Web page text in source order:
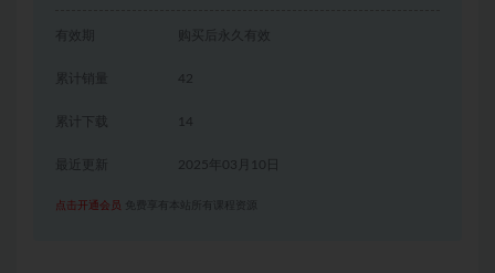
有效期 购买后永久有效
累计销量 42
累计下载 14
2025年03月10日
点击开通会员 免费享有本站所有课程资源